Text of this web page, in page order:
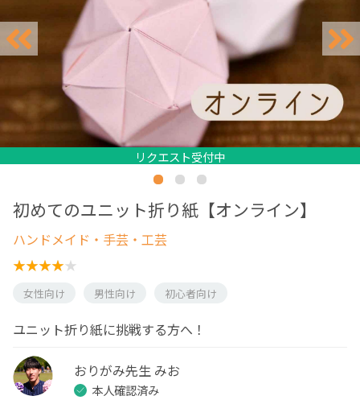
リクエスト受付中
リクエスト受付中
リクエスト受付中
リクエスト受付中
初めてのユニット折り紙【オンライン】
ハンドメイド・手芸・工芸
女性向け 男性向け 初心者向け
ユニット折り紙に挑戦する方へ！
おりがみ先生 みお
本人確認済み